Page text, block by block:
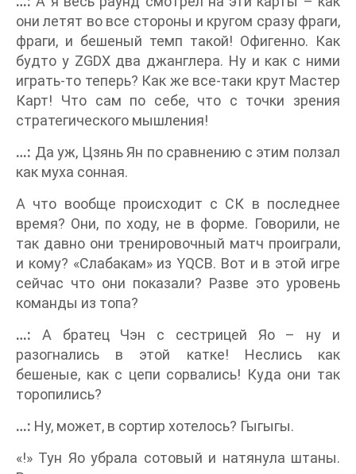
они летят во все стороны и кругом сразу фраги,
фраги, и бешеный темп такой! Офигенно. Как
будто у ZGDX два джанглера. Ну и как с ними
играть-то теперь? Как же все-таки крут Мастер
Карт! Что сам по себе, что с точки зрения
стратегического мышления!
…: Да уж, Цзянь Ян по сравнению с этим ползал
как муха сонная.
А что вообще происходит с СК в последнее
время? Они, по ходу, не в форме. Говорили, не
так давно они тренировочный матч проиграли,
и кому? «Слабакам» из YQCB. Вот и в этой игре
сейчас что они показали? Разве это уровень
команды из топа?
…: А братец Чэн с сестрицей Яо – ну и
разогнались в этой катке! Неслись как
бешеные, как с цепи сорвались! Куда они так
торопились?
…: Ну, может, в сортир хотелось? Гыгыгы.
«!» Тун Яо убрала сотовый и натянула штаны.